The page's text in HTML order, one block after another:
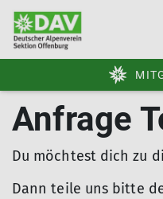
Anfrage
Du möchtest dich zu
Dann teile uns bitte